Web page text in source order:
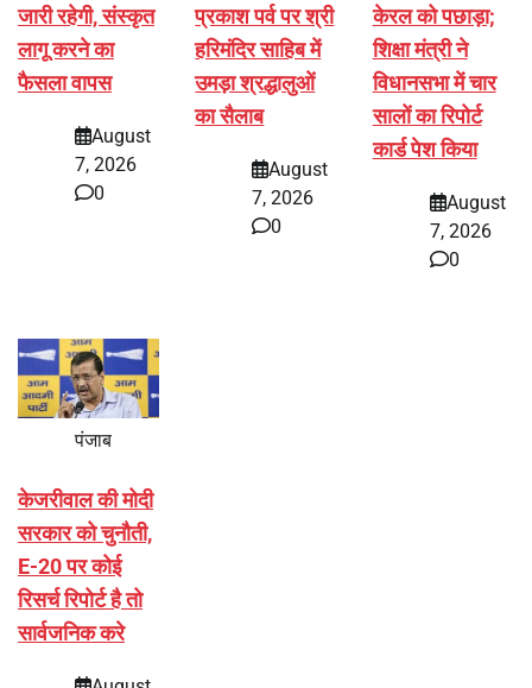
जारी रहेगी, संस्कृत
लागू करने का
फैसला वापस
August
7, 2026
0
प्रकाश पर्व पर श्री
हरिमंदिर साहिब में
उमड़ा श्रद्धालुओं
का सैलाब
August
7, 2026
0
केरल को पछाड़ा;
शिक्षा मंत्री ने
विधानसभा में चार
सालों का रिपोर्ट
कार्ड पेश किया
August
7, 2026
0
पंजाब
केजरीवाल की मोदी
सरकार को चुनौती,
E-20 पर कोई
रिसर्च रिपोर्ट है तो
सार्वजनिक करे